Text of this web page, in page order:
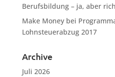
Berufsbildung – ja, aber
Make Moneybei
Lohnsteuerabzug 2017
Archive
Juli 2026